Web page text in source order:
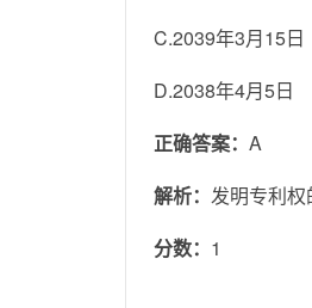
C.2039年3月15日
D.2038年4月5日
正确答案： A
解析： 发明专利
分数： 1